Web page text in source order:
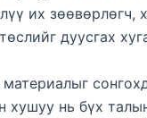
их зөөвөрлөгч,
дуусгах
хушуу нь бүх